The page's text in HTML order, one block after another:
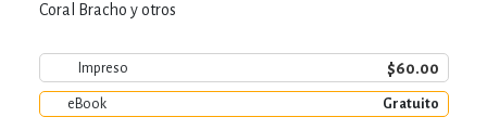
Coral Bracho y otros
Impreso $60.00
eBook Gratuito